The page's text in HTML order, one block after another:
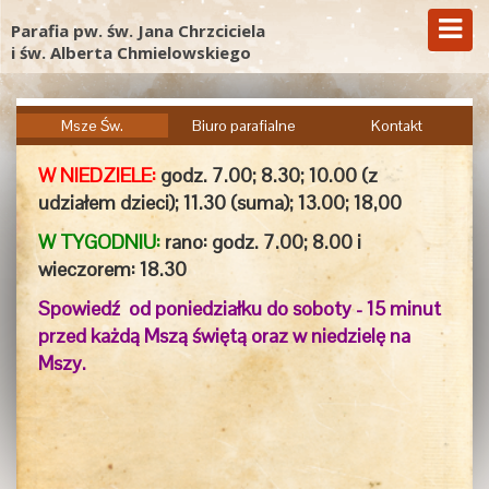
Parafia pw. św. Jana Chrzciciela
i św. Alberta Chmielowskiego
Msze Św. Biuro parafialne Kontakt
W NIEDZIELE: godz. 7.00; 8.30; 10.00 (z
udziałem dzieci); 11.30 (suma); 13.00; 18,00
W TYGODNIU: rano: godz. 7.00; 8.00 i
wieczorem:18.30
Spowiedź od poniedziałku do soboty - 15 minut
przed każdą Mszą świętą oraz w niedzielę na
Mszy.